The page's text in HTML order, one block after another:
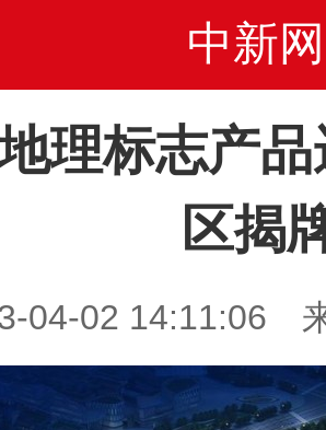
中新网
理标志产
区揭
04-02 14:11:06